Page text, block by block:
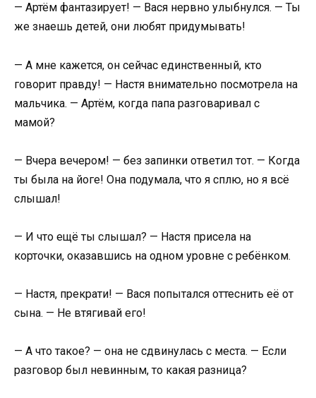
— Артём фантазирует! — Вася нервно улыбнулся. — Ты
же знаешь детей, они любят придумывать!
— А мне кажется, он сейчас единственный, кто
говорит правду! — Настя внимательно посмотрела на
мальчика. — Артём, когда папа разговаривал с
мамой?
— Вчера вечером! — без запинки ответил тот. — Когда
ты была на йоге! Она подумала, что я сплю, но я всё
слышал!
— И что ещё ты слышал? — Настя присела на
корточки, оказавшись на одном уровне с ребёнком.
— Настя, прекрати! — Вася попытался оттеснить её от
сына. — Не втягивай его!
— А что такое? — она не сдвинулась с места. — Если
разговор был невинным, то какая разница?